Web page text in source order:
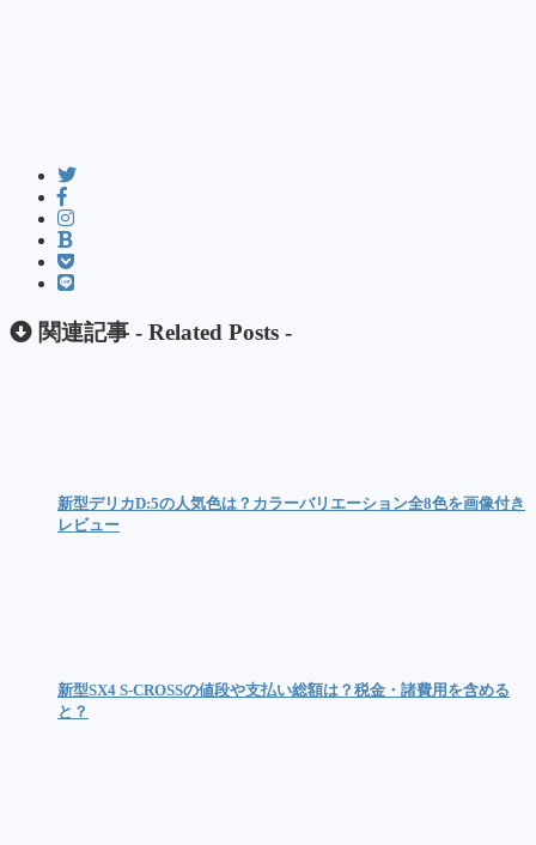
関連記事 - Related Posts -
新型デリカD:5の人気色は？カラーバリエーション全8色を画像付き
レビュー
新型SX4 S-CROSSの値段や支払い総額は？税金・諸費用を含める
と？